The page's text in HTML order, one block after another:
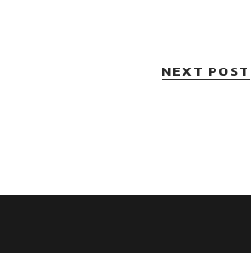
NEXT POST